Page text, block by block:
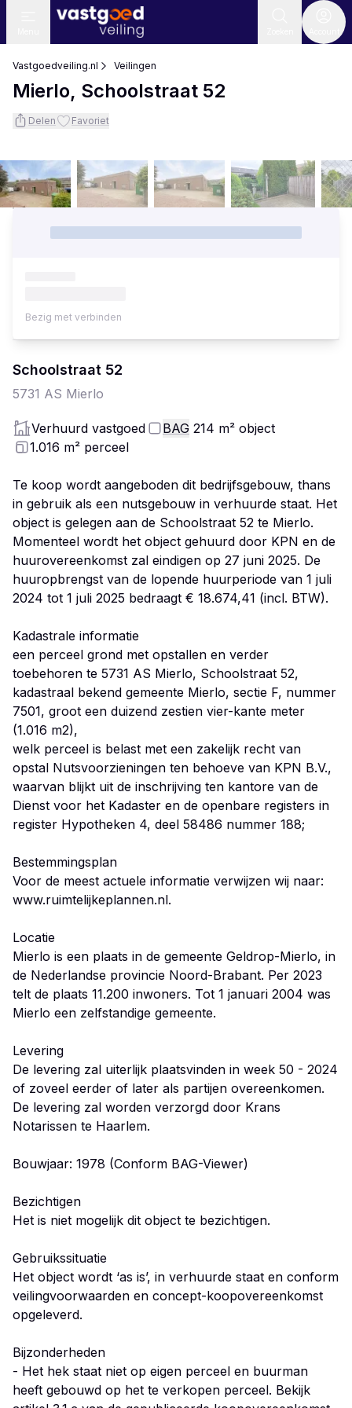
Vastgoedveiling.nl Veilingen
Mierlo, Schoolstraat 52
Delen Favoriet
Schoolstraat 52
5731 AS Mierlo
Verhuurd vastgoed BAG 214 m² object
1.016 m² perceel
Te koop wordt aangeboden dit bedrijfsgebouw, thans
in gebruik als een nutsgebouw in verhuurde staat. Het
object is gelegen aan de Schoolstraat 52 te Mierlo.
Momenteel wordt het object gehuurd door KPN en de
huurovereenkomst zal eindigen op 27 juni 2025. De
huuropbrengst van de lopende huurperiode van 1 juli
2024 tot 1 juli 2025 bedraagt € 18.674,41 (incl. BTW).
Kadastrale informatie
een perceel grond met opstallen en verder
toebehoren te 5731 AS Mierlo, Schoolstraat 52,
kadastraal bekend gemeente Mierlo, sectie F, nummer
7501, groot een duizend zestien vier-kante meter
(1.016 m2),
welk perceel is belast met een zakelijk recht van
opstal Nutsvoorzieningen ten behoeve van KPN B.V.,
waarvan blijkt uit de inschrijving ten kantore van de
Dienst voor het Kadaster en de openbare registers in
register Hypotheken 4, deel 58486 nummer 188;
Bestemmingsplan
Voor de meest actuele informatie verwijzen wij naar:
www.ruimtelijkeplannen.nl.
Locatie
Mierlo is een plaats in de gemeente Geldrop-Mierlo, in
de Nederlandse provincie Noord-Brabant. Per 2023
telt de plaats 11.200 inwoners. Tot 1 januari 2004 was
Mierlo een zelfstandige gemeente.
Levering
De levering zal uiterlijk plaatsvinden in week 50 - 2024
of zoveel eerder of later als partijen overeenkomen.
De levering zal worden verzorgd door Krans
Notarissen te Haarlem.
Bouwjaar: 1978 (Conform BAG-Viewer)
Bezichtigen
Het is niet mogelijk dit object te bezichtigen.
Gebruikssituatie
Het object wordt ‘as is’, in verhuurde staat en conform
veilingvoorwaarden en concept-koopovereenkomst
opgeleverd.
Bijzonderheden
- Het hek staat niet op eigen perceel en buurman
heeft gebouwd op het te verkopen perceel. Bekijk
Bezig met verbinden